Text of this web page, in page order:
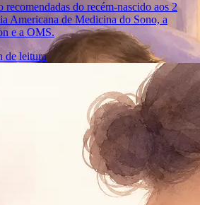
recomendadas do recém-nascido aos 2
Americana de Medicina do Sono, a
e a OMS.
de leitura